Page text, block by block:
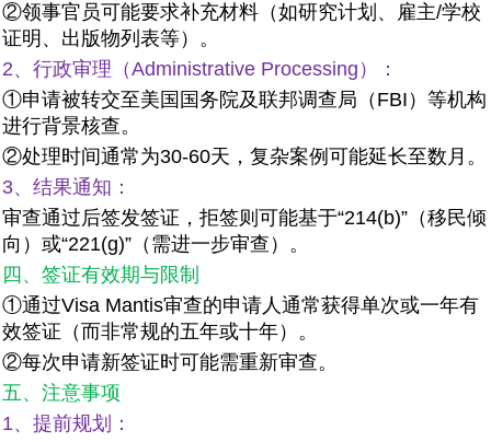
②领事官员可能要求补充材料（如研究计划、雇主/学校
证明、出版物列表等）。
2、行政审理（Administrative Processing）：
①申请被转交至美国国务院及联邦调查局（FBI）等机构
进行背景核查。
②处理时间通常为30-60天，复杂案例可能延长至数月。
3、结果通知：
审查通过后签发签证，拒签则可能基于“214(b)”（移民倾
向）或“221(g)”（需进一步审查）。
四、签证有效期与限制
①通过Visa Mantis审查的申请人通常获得单次或一年有
效签证（而非常规的五年或十年）。
②每次申请新签证时可能需重新审查。
五、注意事项
1、提前规划：